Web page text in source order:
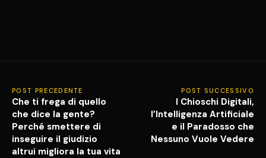
POST PRECEDENTE
Che ti frega di quello
che dice la gente?
Perché smettere di
inseguire il giudizio
altrui migliora la tua vita
POST SUCCESSIVO
I Chioschi Digitali,
l’Intelligenza Artificiale
e il Paradosso che
Nessuno Vuole Vedere